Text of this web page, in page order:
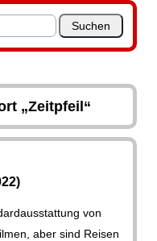
„Zeitpfeil“
von
aber sind Reisen